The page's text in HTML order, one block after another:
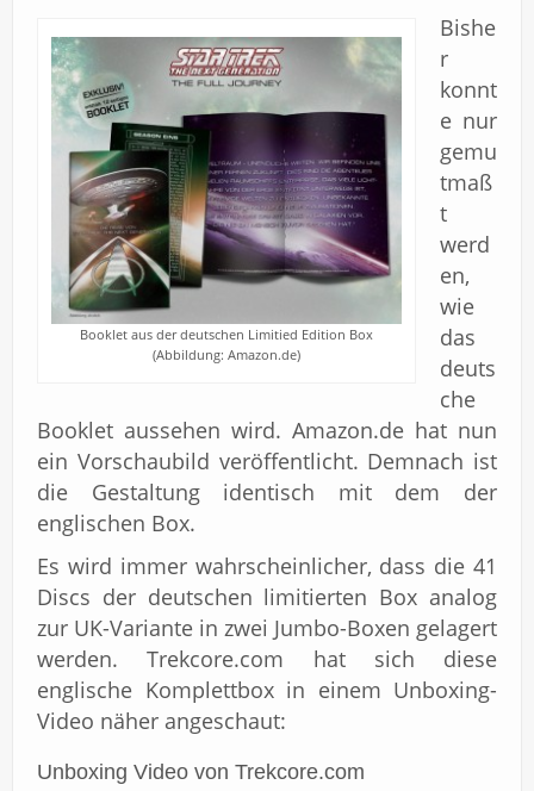
Booklet aus der deutschen Limitied Edition Box
(Abbildung: Amazon.de)
Bishe
r
konnt
e nur
gemu
tmaß
t
werd
en,
wie
das
deuts
che
Booklet aussehen wird. Amazon.de hat nun
ein Vorschaubild veröffentlicht. Demnach ist
die Gestaltung identisch mit dem der
englischen Box.
Es wird immer wahrscheinlicher, dass die 41
Discs der deutschen limitierten Box analog
zur UK-Variante in zwei Jumbo-Boxen gelagert
werden. Trekcore.com hat sich diese
englische Komplettbox in einem Unboxing-
Video näher angeschaut:
Unboxing Video von Trekcore.com